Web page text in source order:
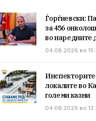
Ѓорѓиевски:
за 456
во наредните
04.08.2026 во
Инспекторите
локалите во
големи казни
04.08.2026 во